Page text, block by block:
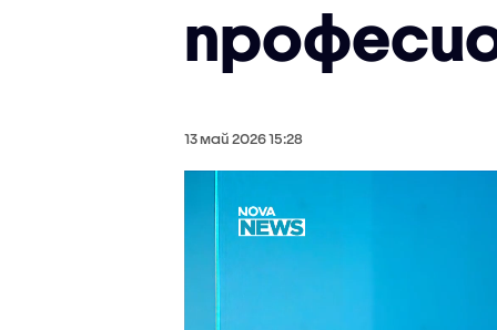
13 май 2026 15:28